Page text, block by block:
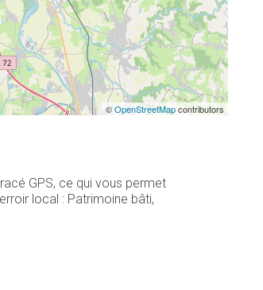
©OpenStreetMapcontributors
GPS, ce qui vous permet
local : Patrimoine bâti,